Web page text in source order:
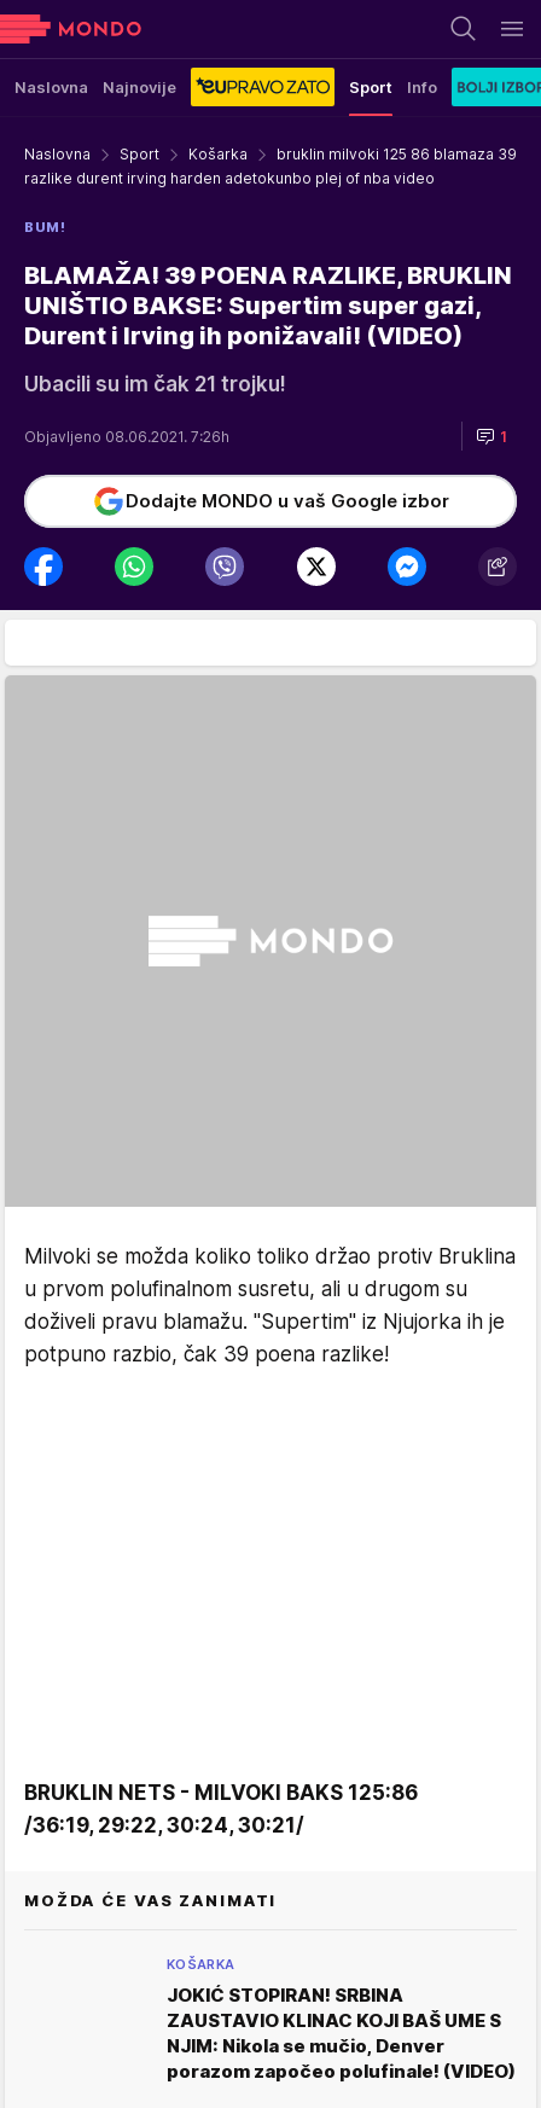
Naslovna Najnovije Sport Info
Naslovna Sport Košarka
bruklin milvoki 125 86 blamaza 39
razlike durent irving harden adetokunbo plej of nba video
BUM!
BLAMAŽA! 39 POENA RAZLIKE, BRUKLIN
UNIŠTIO BAKSE: Supertim super gazi,
Durent i Irving ih ponižavali! (VIDEO)
Ubacili su im čak 21 trojku!
Objavljeno 08.06.2021. 7:26h 1
Dodajte MONDO u vaš Google izbor
Milvoki se možda koliko toliko držao protiv Bruklina
u prvom polufinalnom susretu, ali u drugom su
doživeli pravu blamažu. "Supertim" iz Njujorka ih je
potpuno razbio, čak 39 poena razlike!
BRUKLIN NETS - MILVOKI BAKS 125:86
/36:19, 29:22, 30:24, 30:21/
MOŽDA ĆE VAS ZANIMATI
KOŠARKA
JOKIĆ STOPIRAN! SRBINA
ZAUSTAVIO KLINAC KOJI BAŠ UME S
NJIM: Nikola se mučio, Denver
porazom započeo polufinale! (VIDEO)